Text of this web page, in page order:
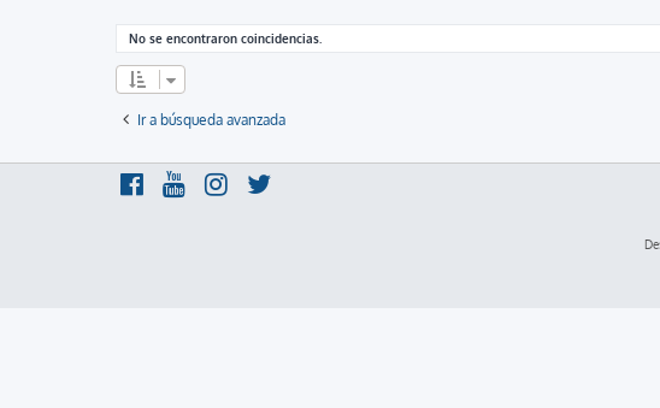
No se encontraron coincidencias.
Ir a búsqueda avanzada